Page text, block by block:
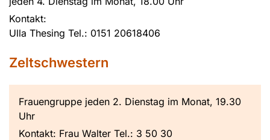
Kontakt:
Ulla Thesing Tel.: 0151 20618406
Zeltschwestern
Frauengruppe jeden 2. Dienstag im Monat, 19.30
Uhr
Kontakt: Frau Walter Tel.: 3 50 30